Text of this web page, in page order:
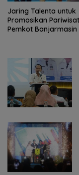
Jaring Talenta untuk
Promosikan
Pemkot Banjarmasin